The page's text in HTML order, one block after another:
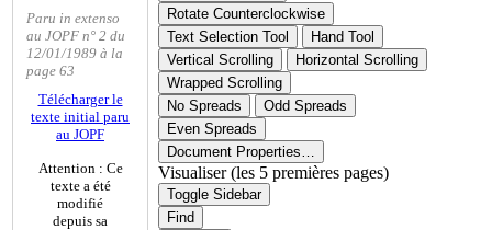
Paru in extenso
au JOPF n° 2 du
12/01/1989 à la
page 63
Télécharger le
texte initial paru
au JOPF
Attention : Ce
texte a été
modifié
depuis sa
Rotate Counterclockwise
Text Selection Tool
Hand Tool
Vertical Scrolling
Horizontal Scrolling
Wrapped Scrolling
No Spreads
Odd Spreads
Even Spreads
Document Properties…
Visualiser (les 5 premières pages)
Toggle Sidebar
Find